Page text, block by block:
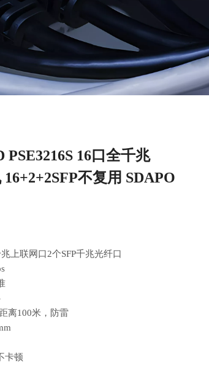
PSE3216S 16口全千兆
不复用 SDAPO
上联网口2个SFP千兆光纤口
离100米，防雷
卡顿